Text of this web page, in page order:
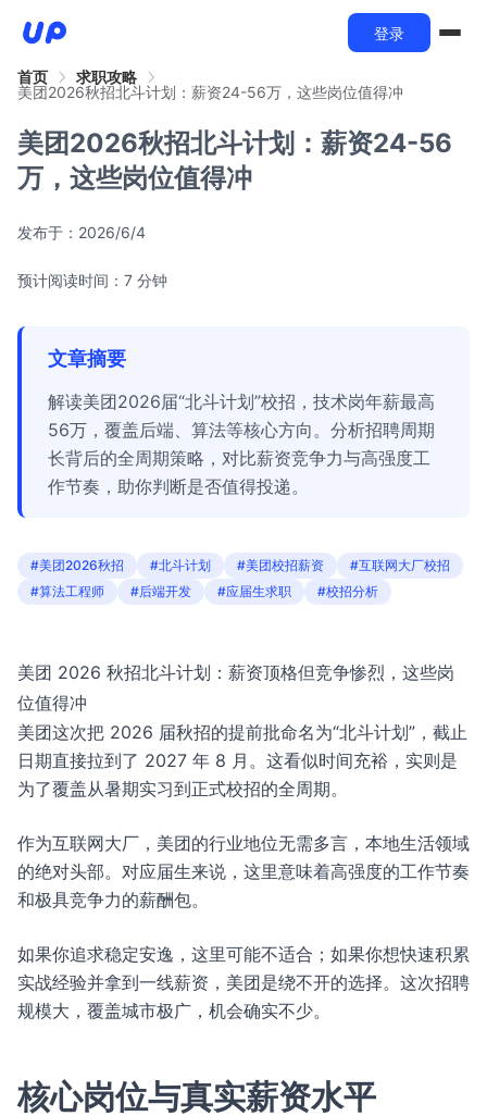
登录
首页
求职攻略
美团2026秋招北斗计划：薪资24-56万，这些岗位值得冲
美团2026秋招北斗计划：薪资24-56
万，这些岗位值得冲
发布于： 2026/6/4
预计阅读时间：7 分钟
文章摘要
解读美团2026届“北斗计划”校招，技术岗年薪最高
56万，覆盖后端、算法等核心方向。分析招聘周期
长背后的全周期策略，对比薪资竞争力与高强度工
作节奏，助你判断是否值得投递。
#美团2026秋招 #北斗计划 #美团校招薪资
#互联网大厂校招
#算法工程师
#后端开发 #应届生求职 #校招分析
美团 2026 秋招北斗计划：薪资顶格但竞争惨烈，这些岗
位值得冲
美团这次把 2026 届秋招的提前批命名为“北斗计划”，截止
日期直接拉到了 2027 年 8 月。这看似时间充裕，实则是
为了覆盖从暑期实习到正式校招的全周期。
作为互联网大厂，美团的行业地位无需多言，本地生活领域
的绝对头部。对应届生来说，这里意味着高强度的工作节奏
和极具竞争力的薪酬包。
如果你追求稳定安逸，这里可能不适合；如果你想快速积累
实战经验并拿到一线薪资，美团是绕不开的选择。这次招聘
规模大，覆盖城市极广，机会确实不少。
核心岗位与真实薪资水平